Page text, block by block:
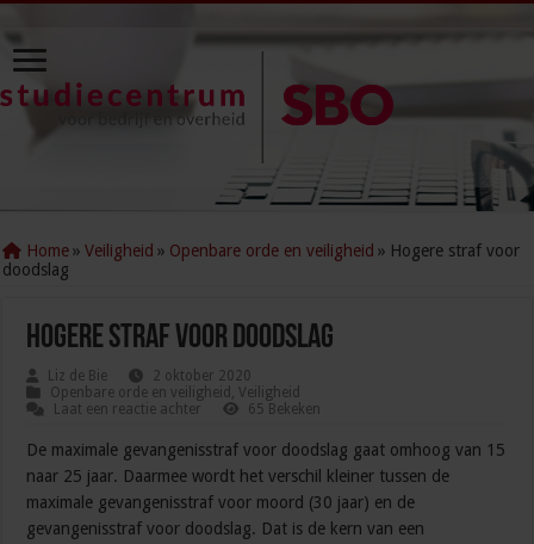
Home » Veiligheid » Openbare orde en veiligheid » Hogere straf voor
doodslag
Hogere straf voor doodslag
Liz de Bie
2 oktober 2020
Openbare orde en veiligheid ,Veiligheid
Laat een reactie achter
65 Bekeken
De maximale gevangenisstraf voor doodslag gaat omhoog van 15
naar 25 jaar. Daarmee wordt het verschil kleiner tussen de
maximale gevangenisstraf voor moord (30 jaar) en de
gevangenisstraf voor doodslag. Dat is de kern van een